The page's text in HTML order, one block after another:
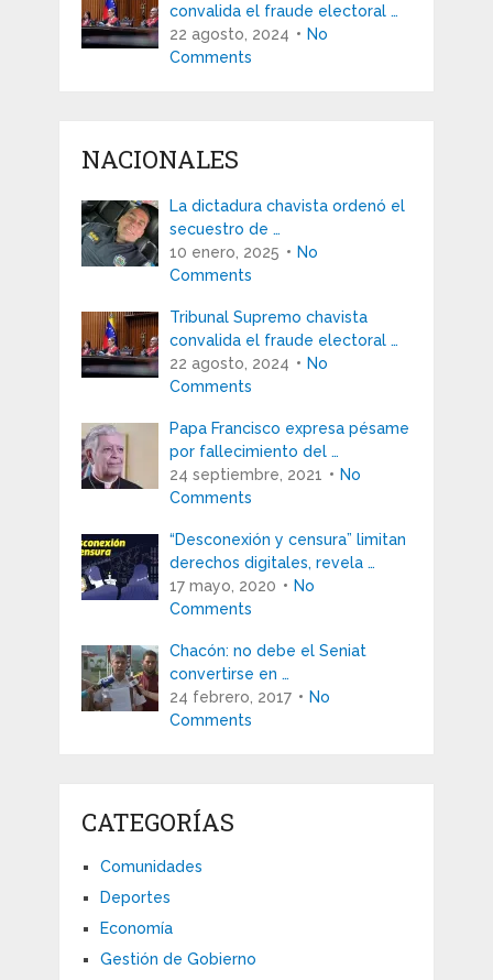
convalida el fraude electoral …
22 agosto, 2024
No
Comments
NACIONALES
La dictadura chavista ordenó el
secuestro de …
10 enero, 2025
No
Comments
Tribunal Supremo chavista
convalida el fraude electoral …
22 agosto, 2024
No
Comments
Papa Francisco expresa pésame
por fallecimiento del …
24 septiembre, 2021
No
Comments
“Desconexión y censura” limitan
derechos digitales, revela …
17 mayo, 2020
No
Comments
Chacón: no debe el Seniat
convertirse en …
24 febrero, 2017
No
Comments
CATEGORÍAS
Comunidades
Deportes
Economía
Gestión de Gobierno